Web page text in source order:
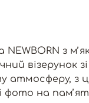
NEWBORN з
візерунок
атмосферу, з
фото на